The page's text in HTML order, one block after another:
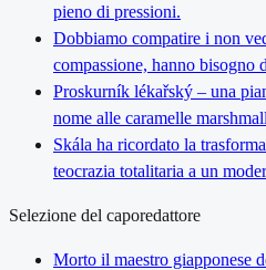
pieno di pressioni.
Dobbiamo compatire i non
compassione, hanno bisogno
Proskurník lékařský – una
nome alle caramelle
Skála ha ricordato la
teocrazia totalitaria a un
Selezione del caporedattore
Morto il maestro giapponese